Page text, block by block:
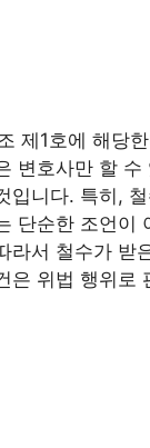
제1호에 해당
변호사만 할 수
입니다. 특히,
단순한 조언이
라서 철수가 받
은 위법 행위로